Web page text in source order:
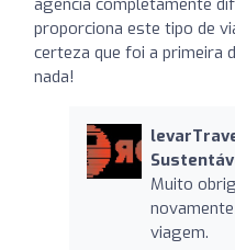
proporciona este tipo de
certeza que foi a primeira
nada!
Muito
viagem.